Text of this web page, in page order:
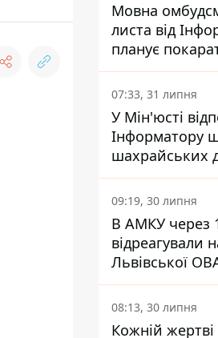
Мовна
листа від
планує
підрядника
07:33, 31 липня
У Мін'юсті
Інформатору
шахрайських
камери
що ніхто
09:19, 30 липня
В АМКУ через
відреагували
Львівської
харчування у
освіти
08:13, 30 липня
Кожній жертві